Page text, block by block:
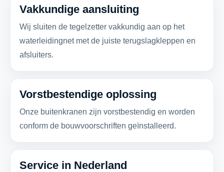
Vakkundige aansluiting
Wij sluiten de tegelzetter vakkundig aan op het
waterleidingnet met de juiste terugslagkleppen en
afsluiters.
Vorstbestendige oplossing
Onze buitenkranen zijn vorstbestendig en worden
conform de bouwvoorschriften geïnstalleerd.
Service in Nederland